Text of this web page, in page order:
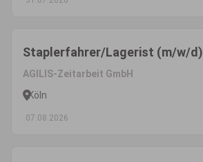
Staplerfahrer/Lagerist (m/w/d)
AGILIS-Zeitarbeit GmbH
Köln
07.08.2026